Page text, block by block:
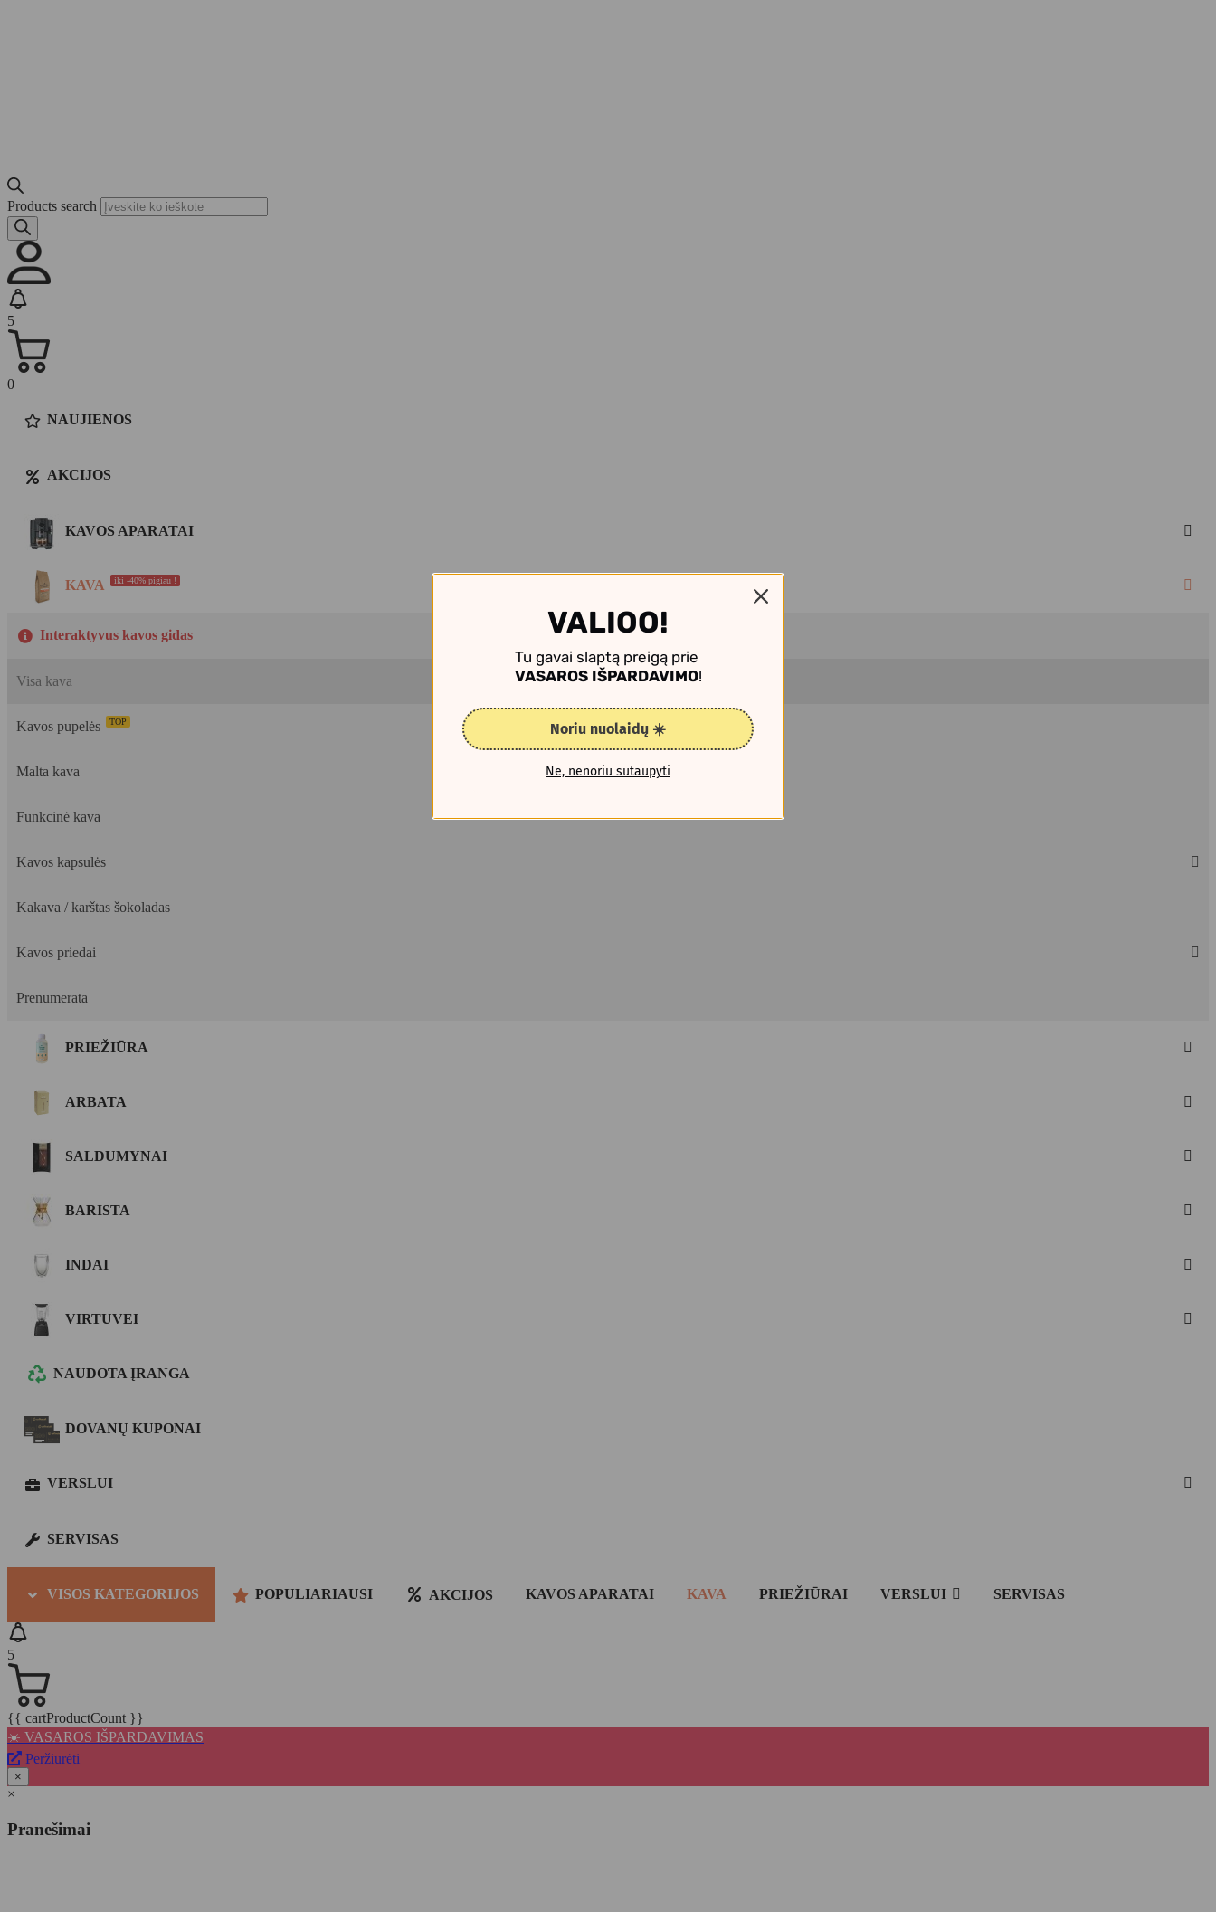
Products search
5
0
NAUJIENOS
AKCIJOS
KAVOS APARATAI
KAVA iki -40% pigiau !
Interaktyvus kavos gidas
Visa kava
Kavos pupelės TOP
Malta kava
Funkcinė kava
Kavos kapsulės
Kakava / karštas šokoladas
Kavos priedai
Prenumerata
PRIEŽIŪRA
ARBATA
SALDUMYNAI
BARISTA
INDAI
VIRTUVEI
NAUDOTA ĮRANGA
DOVANŲ KUPONAI
VERSLUI
SERVISAS
VISOS KATEGORIJOS POPULIARIAUSI AKCIJOS KAVOS APARATAI KAVA PRIEŽIŪRAI VERSLUI SERVISAS
5
{{ cartProductCount }}
☀️ VASAROS IŠPARDAVIMAS
Peržiūrėti
×
×
Pranešimai
VALIOO!
Tu gavai slaptą preigą prie
VASAROS IŠPARDAVIMO!
Noriu nuolaidų ☀️
Ne, nenoriu sutaupyti